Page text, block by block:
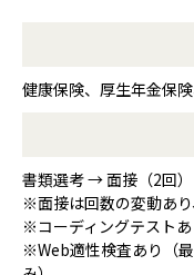
健康保険、厚生年金保
書類選考 → 面接（2回）
※面接は回数の変動あ
※コーディングテストあ
※Web適性検査あり（